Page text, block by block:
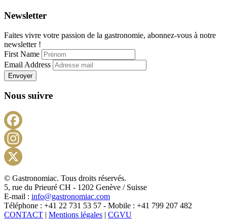
Newsletter
Faites vivre votre passion de la gastronomie, abonnez-vous à notre
newsletter !
First Name
Email Address
Envoyer
Nous suivre
X
© Gastronomiac. Tous droits réservés.
5, rue du Prieuré CH - 1202 Genève / Suisse
E-mail : info@gastronomiac.com
Téléphone : +41 22 731 53 57 - Mobile : +41 799 207 482
CONTACT | Mentions légales | CGVU